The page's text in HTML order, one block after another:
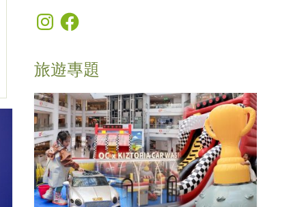
InstagramFacebook
旅遊專題